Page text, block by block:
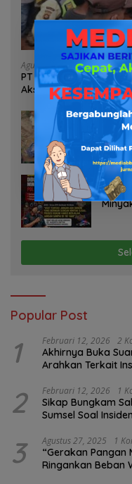
Agustus 6, 2026
PT TDM Diduga
Aksi Damai, POSE RI
Jaya
Popular Post
1 Februari 12, 2026 2
Akhirnya Buka
Arahkan Terkait
2 Februari 12, 2026 1
Sikap Bungkam
Sumsel Soal
3 Agustus 27, 2025 1
“Gerakan Pangan
Ringankan Beban